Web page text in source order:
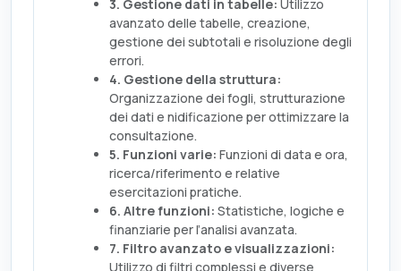
3. Gestione dati in tabelle: Utilizzo
avanzato delle tabelle, creazione,
gestione dei subtotali e risoluzione degli
errori.
4. Gestione della struttura:
Organizzazione dei fogli, strutturazione
dei dati e nidificazione per ottimizzare la
consultazione.
5. Funzioni varie: Funzioni di data e ora,
ricerca/riferimento e relative
esercitazioni pratiche.
6. Altre funzioni: Statistiche, logiche e
finanziarie per l’analisi avanzata.
7. Filtro avanzato e visualizzazioni:
Utilizzo di filtri complessi e diverse